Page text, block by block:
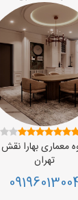
معماری بهارا نقش
تهران